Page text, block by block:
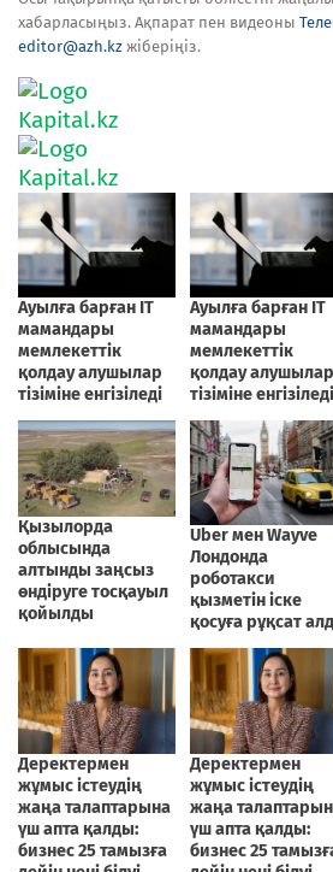
хабарласыңыз. Ақпарат пен видеоны
editor@azh.kz жіберіңіз.